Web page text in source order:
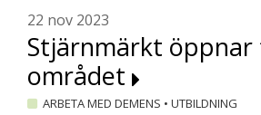
22 nov 2023
Stjärnmärkt öppnar
området
ARBETA MED DEMENS • UTBILDNING